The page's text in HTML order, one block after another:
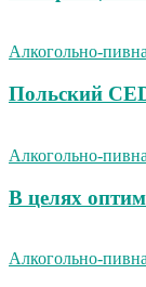
Алкогольно-
Польский
Алкогольно-
В целях
Алкогольно-